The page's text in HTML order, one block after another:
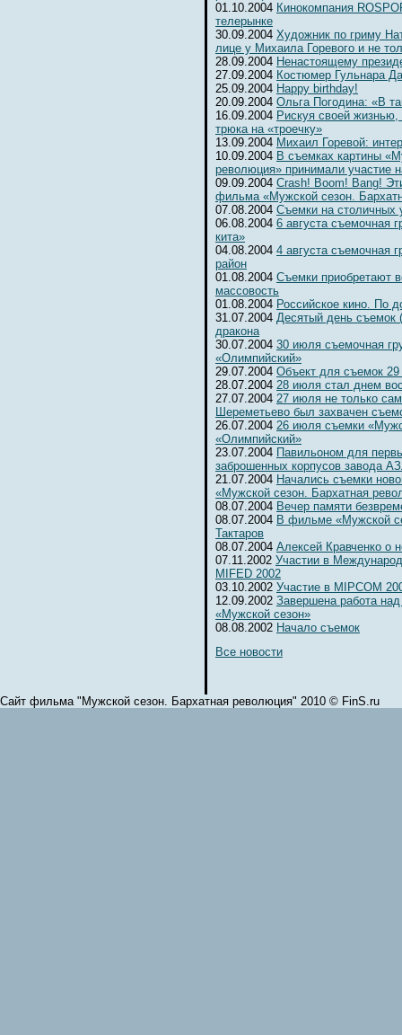
01.10.2004 Кинокомпания
телерынке
30.09.2004 Художник по гриму
лице у Михаила Горевого и не
28.09.2004 Ненастоящему
27.09.2004 Костюмер Гульнара
25.09.2004 Happy birthday!
20.09.2004 Ольга Погодина: «В
16.09.2004 Рискуя своей
трюка на «троечку»
13.09.2004 Михаил Горевой:
10.09.2004 В съемках картины
революция» принимали участие
09.09.2004 Crash! Boom! Bang!
фильма «Мужской сезон.
07.08.2004 Съемки на столичных
06.08.2004 6 августа съемочная
кита»
04.08.2004 4 августа съемочная
район
01.08.2004 Съемки приобретают
массовость
01.08.2004 Российское кино. По
31.07.2004 Десятый день съемок
дракона
30.07.2004 30 июля съемочная
«Олимпийский»
29.07.2004 Объект для съемок
28.07.2004 28 июля стал днем
27.07.2004 27 июля не только
Шереметьево был захвачен
26.07.2004 26 июля съемки
«Олимпийский»
23.07.2004 Павильоном для
заброшенных корпусов завода
21.07.2004 Начались съемки
«Мужской сезон. Бархатная
08.07.2004 Вечер памяти
08.07.2004 В фильме «Мужской
Тактаров
08.07.2004 Алексей Кравченко о
07.11.2002 Участии в
MIFED 2002
03.10.2002 Участие в MIPCOM
12.09.2002 Завершена работа
«Мужской сезон»
08.08.2002 Начало съемок
Все новости
Сайт фильма "Мужской сезон. Бархатная революция" 2010 © FinS.ru